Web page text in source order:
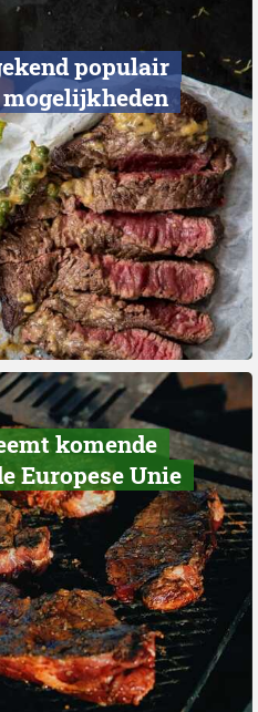
populair
komende
Europese Unie